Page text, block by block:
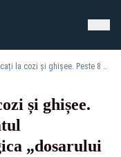
Românii, încă blocați la cozi și ghișee. Peste 8 din 10 spun că statul funcționează tot după logica „dosarului cu șină”
și ghișee.
„dosarului